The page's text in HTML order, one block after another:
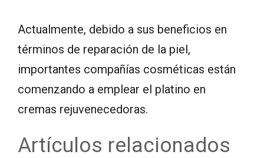
Actualmente, debido a sus beneficios en
términos de reparación de la piel,
importantes compañías cosméticas están
comenzando a emplear el platino en
cremas rejuvenecedoras.
Artículos relacionados